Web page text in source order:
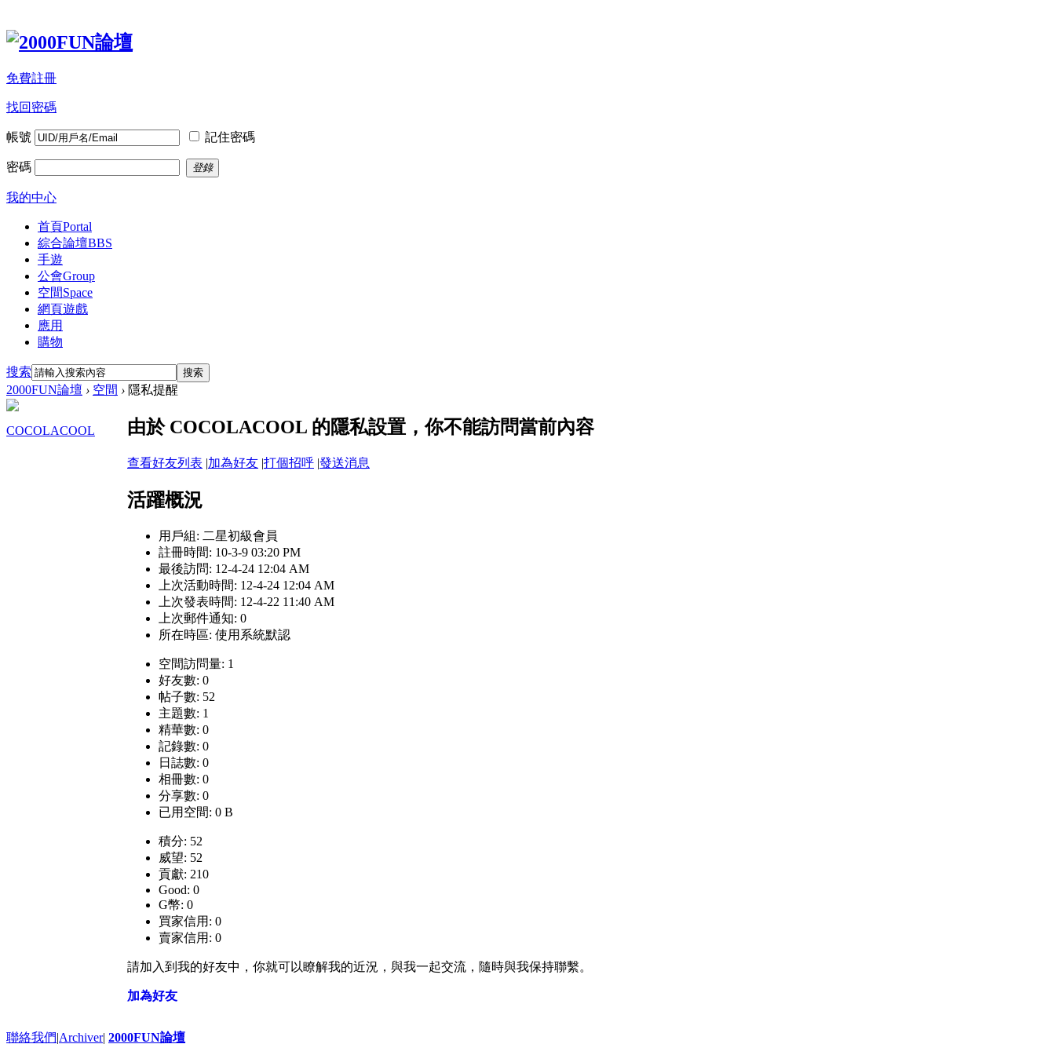
免費註冊
找回密碼
帳號 記住密碼
密碼 登錄
我的中心
首頁Portal
綜合論壇BBS
手遊
公會Group
空間Space
網頁遊戲
應用
購物
搜索 搜索
2000FUN論壇 › 空間 › 隱私提醒
COCOLACOOL 由於 COCOLACOOL 的隱私設置，你不能訪問當前內容
查看好友列表 |加為好友 |打個招呼 |發送消息
活躍概況
用戶組: 二星初級會員
註冊時間: 10-3-9 03:20 PM
最後訪問: 12-4-24 12:04 AM
上次活動時間: 12-4-24 12:04 AM
上次發表時間: 12-4-22 11:40 AM
上次郵件通知: 0
所在時區: 使用系統默認
空間訪問量: 1
好友數: 0
帖子數: 52
主題數: 1
精華數: 0
記錄數: 0
日誌數: 0
相冊數: 0
分享數: 0
已用空間: 0 B
積分: 52
威望: 52
貢獻: 210
Good: 0
G幣: 0
買家信用: 0
賣家信用: 0
請加入到我的好友中，你就可以瞭解我的近況，與我一起交流，隨時與我保持聯繫。
加為好友
聯絡我們|Archiver| 2000FUN論壇